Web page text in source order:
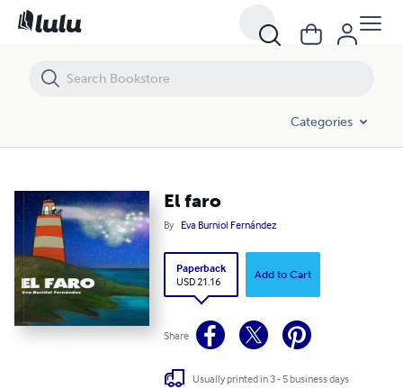
Categories
El faro
By Eva Burniol Fernández
Paperback
USD 21.16
Add to Cart
Share
Usually printed in 3 - 5 business days
El faro